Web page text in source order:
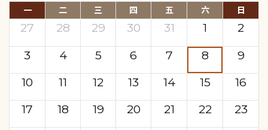
一 二 三 四 五 六 日
27 28 29 30 31 1
2
3
4 5 6 7 8
9
10
11 12 13 14 15
16
17
18 19 20 21 22
23